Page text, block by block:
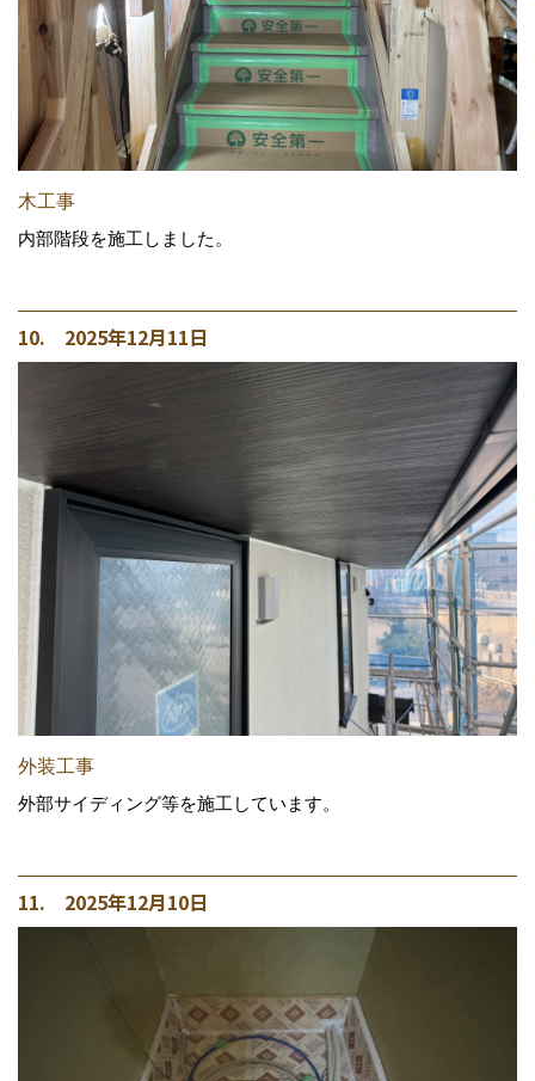
木工事
内部階段を施工しました。
10. 2025年12月11日
外装工事
外部サイディング等を施工しています。
11. 2025年12月10日